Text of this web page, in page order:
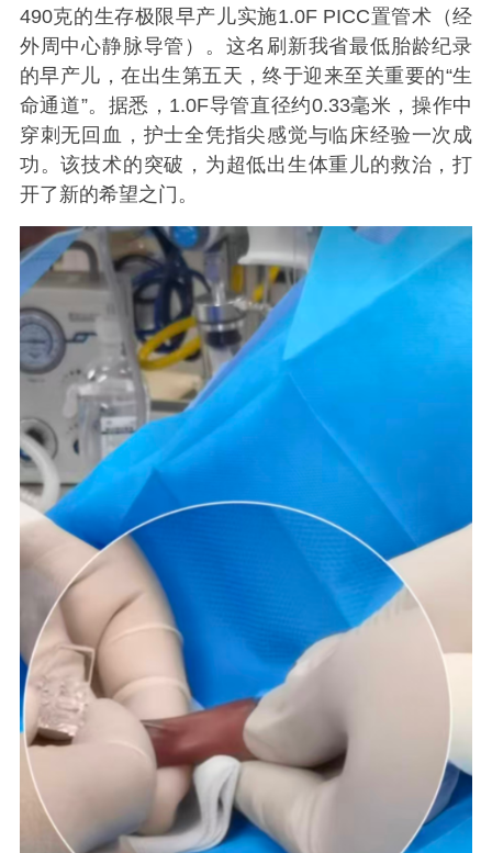
490克的生存极限早产儿实施1.0F PICC置管术（经
外周中心静脉导管）。这名刷新我省最低胎龄纪录
的早产儿，在出生第五天，终于迎来至关重要的“生
命通道”。据悉，1.0F导管直径约0.33毫米，操作中
穿刺无回血，护士全凭指尖感觉与临床经验一次成
功。该技术的突破，为超低出生体重儿的救治，打
开了新的希望之门。